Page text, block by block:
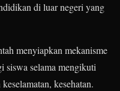
di luar negeri yang
menyiapkan mekanisme
siswa selama mengikuti
kesehatan.